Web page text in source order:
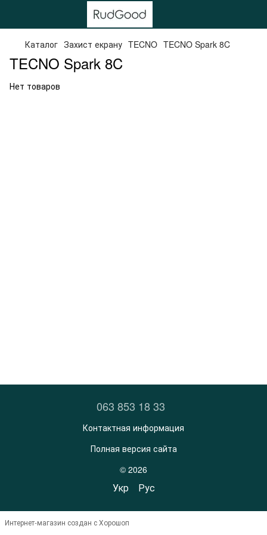
Каталог Захист екрану TECNO TECNO Spark 8C
TECNO Spark 8C
Нет товаров
063 853 18 33
Контактная информация
Полная версия сайта
© 2026
Укр Рус
Интернет-магазин создан с Хорошоп